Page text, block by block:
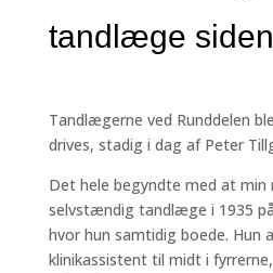
tandlæge
Tandlægerne ved Runddelen
drives, stadig i dag af Peter
Det hele begyndte med at
selvstændig tandlæge i 1935
hvor hun samtidig boede. Hun
klinikassistent til midt i